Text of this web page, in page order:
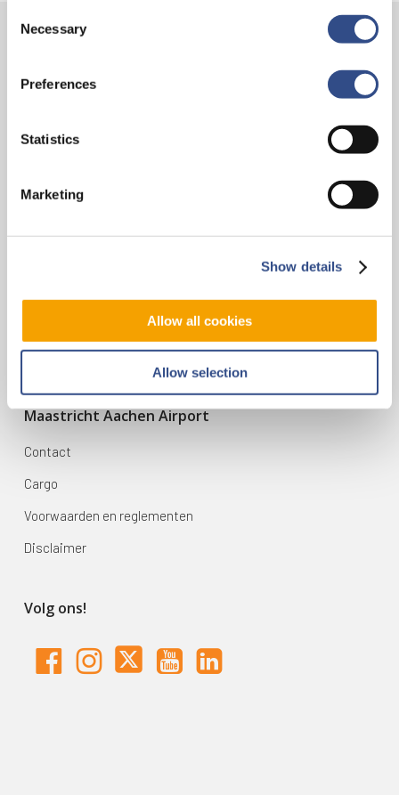
Selection
Necessary
Preferences
Statistics
Marketing
Show details
Allow all cookies
Allow selection
Vliegveldweg 90
+31-(0)43-358 9898
Zoek & Boek
Maastricht Aachen Airport
Contact
Cargo
Voorwaarden en reglementen
Disclaimer
Volg ons!